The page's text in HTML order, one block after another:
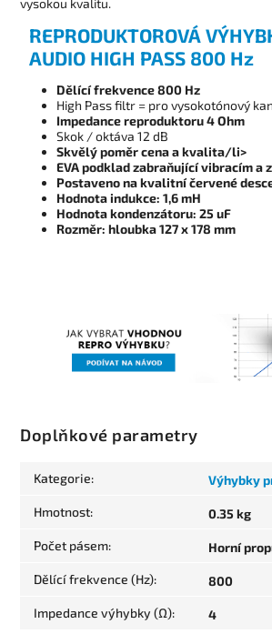
REPRODUKTOROVÁ
AUDIO HIGH PASS 800 Hz
Dělící frekvence 800 Hz
High Pass filtr = pro vysokotónový
Impedance reproduktoru 4 Ohm
Skok / oktáva 12 dB
Skvělý poměr cena a kvalita/li>
EVA podklad zabraňující vibracím a
Postaveno na kvalitní červené
Hodnota indukce: 1,6 mH
Hodnota kondenzátoru: 25 uF
Rozměr: hloubka 127 x 178 mm
Doplňkové parametry
Kategorie: Výhybky
Hmotnost: 0.35 kg
Počet pásem: Horní
Dělící frekvence (Hz): 800
Impedance výhybky (Ω): 4